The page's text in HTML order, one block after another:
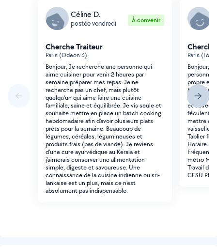
Céline D.
postée vendredi À convenir
Cherche Traiteur
Paris (Odeon 3)
Bonjour, Je recherche une personne qui
aime cuisiner pour venir 2 heures par
semaine préparer mes repas. Je ne
recherche pas un chef, mais plutôt
quelqu'un qui aime faire une cuisine
familiale, saine et équilibrée. Je vis seule et
souhaite mettre en place un batch cooking
hebdomadaire afin d'avoir plusieurs plats
prêts pour la semaine. Beaucoup de
légumes, céréales, légumineuses et
produits frais (pas de viande). Je reviens
d'une cure ayurvédique au Kerala et
j'aimerais conserver une alimentation
simple, digeste et savoureuse. Une
connaissance de la cuisine indienne ou sri-
lankaise est un plus, mais ce n'est
absolument pas indispensable.
Paris
Bonjour,
personne
propre et
à la
et les
et cuire
féculents,
mettre
vaisselle
Tablier
Horaire :
métro
Travail
CESU Plus